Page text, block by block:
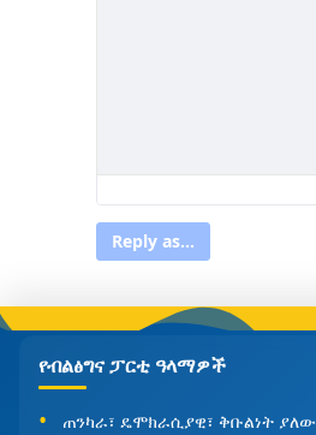
Reply as...
የብልፅግና ፓርቲ ዓላማዎች
ጠንካራ፣ ዴሞክራሲያዊ፣ ቅቡልነት